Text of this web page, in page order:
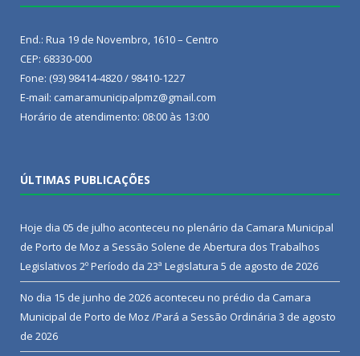
End.: Rua 19 de Novembro, 1610 – Centro
CEP: 68330-000
Fone: (93) 98414-4820 / 98410-1227
E-mail: camaramunicipalpmz@gmail.com
Horário de atendimento: 08:00 às 13:00
ÚLTIMAS PUBLICAÇÕES
Hoje dia 05 de julho aconteceu no plenário da Camara Municipal
de Porto de Moz a Sessão Solene de Abertura dos Trabalhos
Legislativos 2º Período da 23ª Legislatura 5 de agosto de 2026
No dia 15 de junho de 2026 aconteceu no prédio da Camara
Municipal de Porto de Moz /Pará a Sessão Ordinária 3 de agosto
de 2026